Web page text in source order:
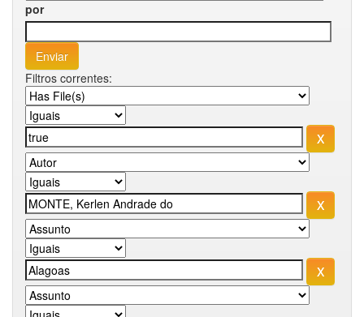
por
Filtros correntes: